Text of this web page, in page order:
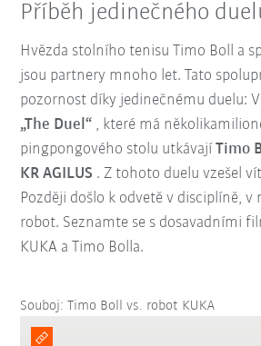
Příběh jedinečného
Hvězda stolního tenisu Timo Boll a
jsou partnery mnoho let. Tato
pozornost díky jedinečnému duelu:
„The Duel“ , které má
pingpongového stolu utkávajíTimo
KR AGILUS . Z tohoto duelu vzešel
Později došlo k odvetě v disciplíně, v
robot. Seznamte se s dosavadními
KUKA a Timo Bolla.
Souboj: Timo Boll vs. robot KUKA